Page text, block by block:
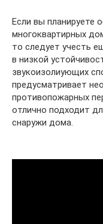
Если вы планируете
многоквартирных
то следует учесть
в низкой
звукоизолиующих
предусматривает
противопожарных
отлично подходит
снаружи дома.